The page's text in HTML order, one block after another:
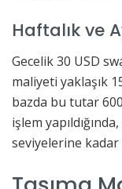
Haftalık ve
Gecelik 30 USD
maliyeti yaklaşık
bazda bu tutar
işlem
seviyelerine kadar